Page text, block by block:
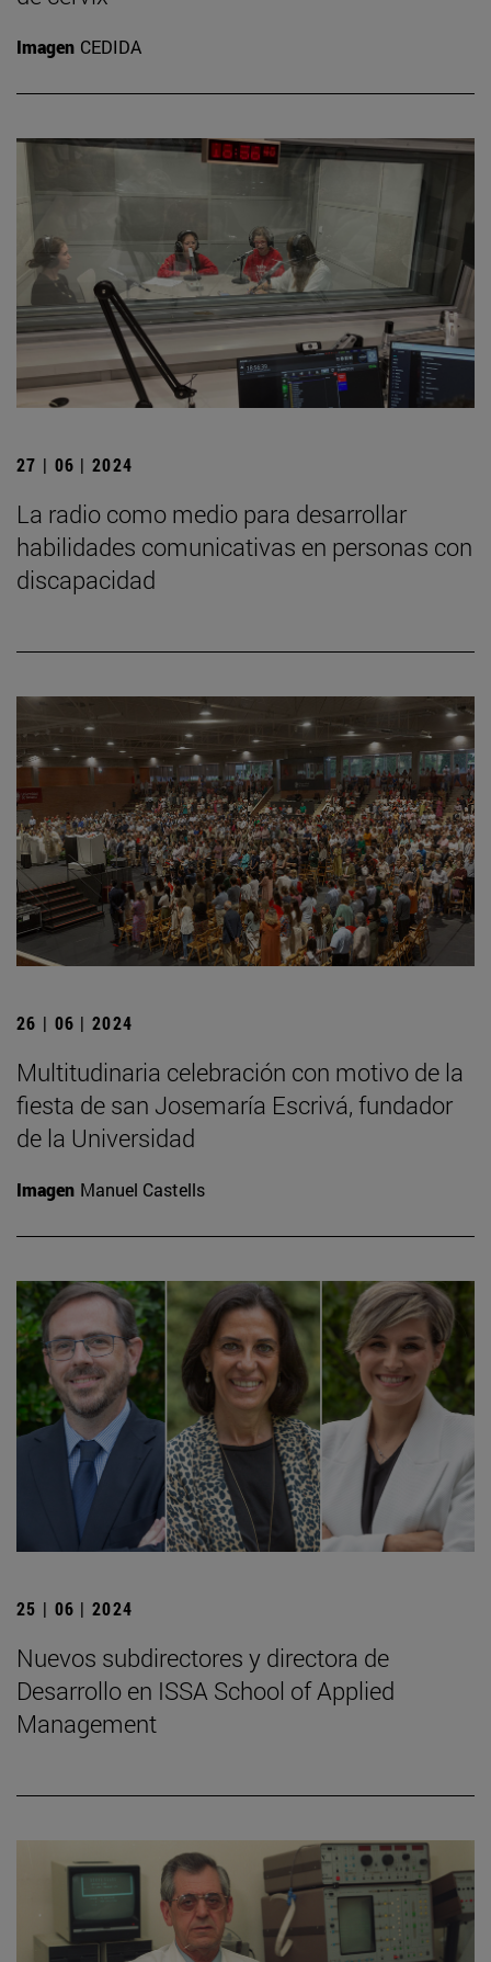
Imagen CEDIDA
27 | 06 | 2024
La radio como medio para desarrollar
habilidades comunicativas en personas con
discapacidad
26 | 06 | 2024
Multitudinaria celebración con motivo de la
fiesta de san Josemaría Escrivá, fundador
de la Universidad
Imagen Manuel Castells
25 | 06 | 2024
Nuevos subdirectores y directora de
Desarrollo en ISSA School of Applied
Management